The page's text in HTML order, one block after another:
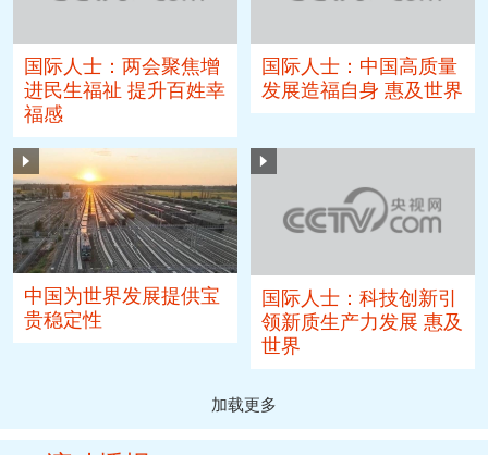
国际人士：两会聚焦增
进民生福祉 提升百姓幸
福感
国际人士：中国高质量
发展造福自身 惠及世界
中国为世界发展提供宝
贵稳定性
国际人士：科技创新引
领新质生产力发展 惠及
世界
加载更多